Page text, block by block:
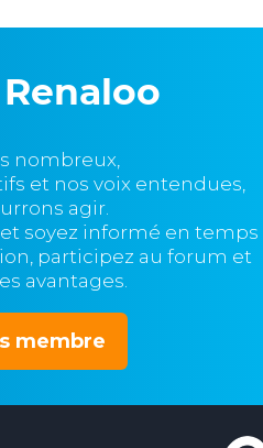
nombreux,
et nos voix entendues,
agir.
soyez informé en temps
participez au forum et
avantages.
membre